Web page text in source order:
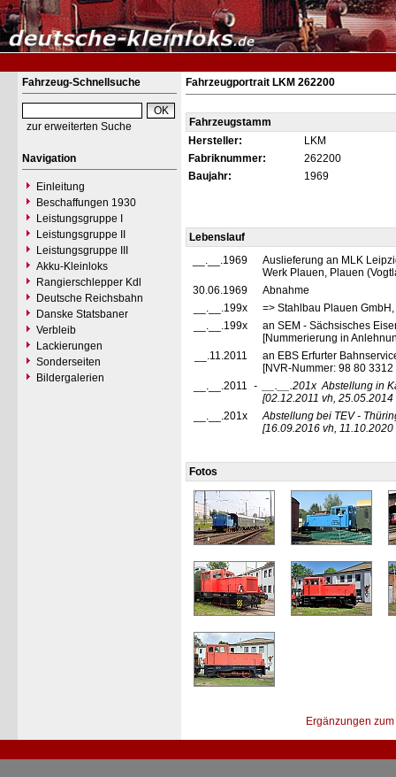
Fahrzeug-Schnellsuche
zur erweiterten Suche
Navigation
Einleitung
Beschaffungen 1930
Leistungsgruppe I
Leistungsgruppe II
Leistungsgruppe III
Akku-Kleinloks
Rangierschlepper Kdl
Deutsche Reichsbahn
Danske Statsbaner
Verbleib
Lackierungen
Sonderseiten
Bildergalerien
Fahrzeugportrait LKM 262200
Fahrzeugstamm
Hersteller:
LKM
Fabriknummer:
262200
Baujahr:
1969
Lebenslauf
__.__.1969
Auslieferung an MLK
Werk Plauen, Plauen
30.06.1969
Abnahme
__.__.199x
=> Stahlbau Plauen
__.__.199x
an SEM - Sächsisches
[Nummerierung in
__.11.2011
an EBS Erfurter
[NVR-Nummer: 98 80
__.__.2011 - __.__.201x Abstellung in
[02.12.2011 vh, 25.05.2014
__.__.201x
Abstellung bei TEV -
[16.09.2016 vh, 11.10.2020
Fotos
Ergänzungen